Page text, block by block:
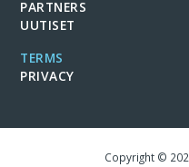
PARTNERS
UUTISET
TERMS
PRIVACY
Copyright ©